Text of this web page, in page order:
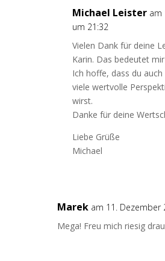
Michael Leister am
um 21:32
Vielen Dank für deine
Karin. Das bedeutet
Ich hoffe, dass du
viele wertvolle
wirst.
Danke für deine
Liebe Grüße
Michael
Marek am 11. Dezember
Mega! Freu mich riesig